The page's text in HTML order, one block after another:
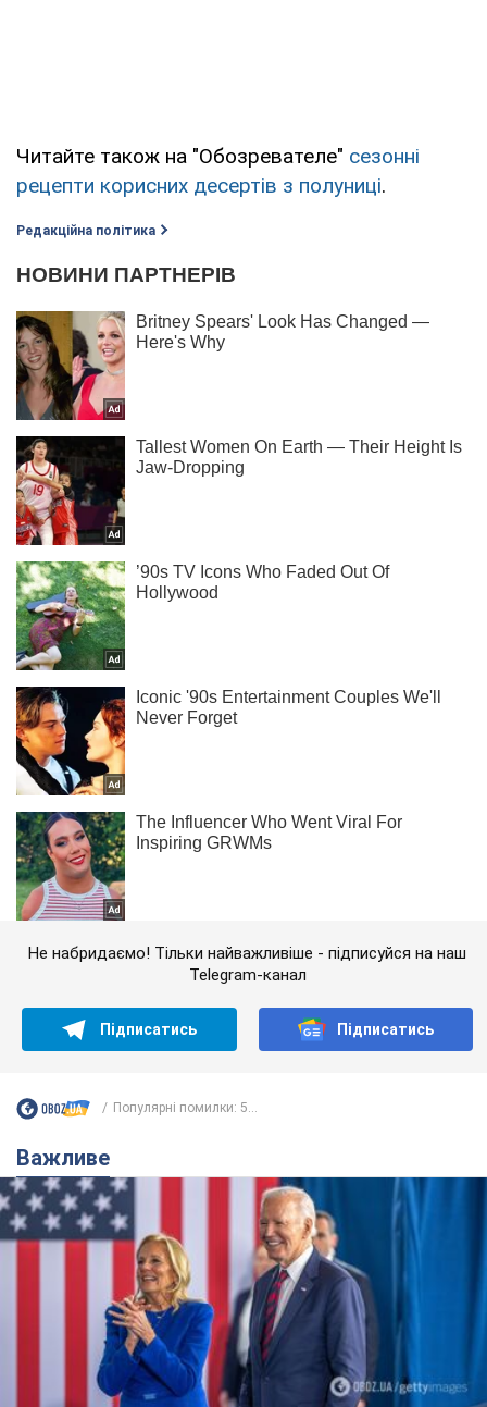
Читайте також на "Обозревателе" сезонні
рецепти корисних десертів з полуниці.
Редакційна політика
Не набридаємо! Тільки найважливіше - підписуйся на наш
Telegram-канал
Підписатись Підписатись
Популярні помилки: 5...
Важливе